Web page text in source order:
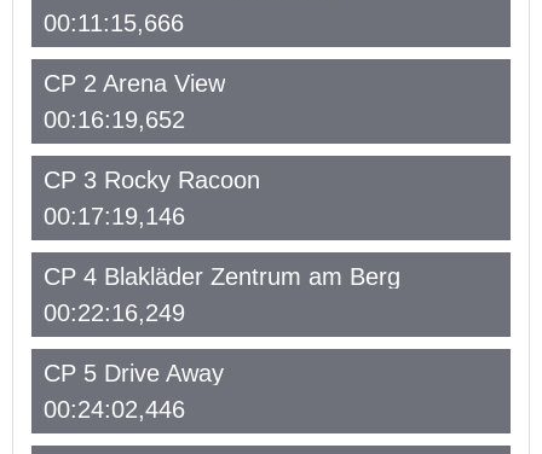
00:11:15,666
CP 2 Arena View
00:16:19,652
CP 3 Rocky Racoon
00:17:19,146
CP 4 Blakläder Zentrum am Berg
00:22:16,249
CP 5 Drive Away
00:24:02,446